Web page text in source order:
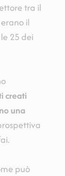
tra il
il
25 dei
creati
una
può